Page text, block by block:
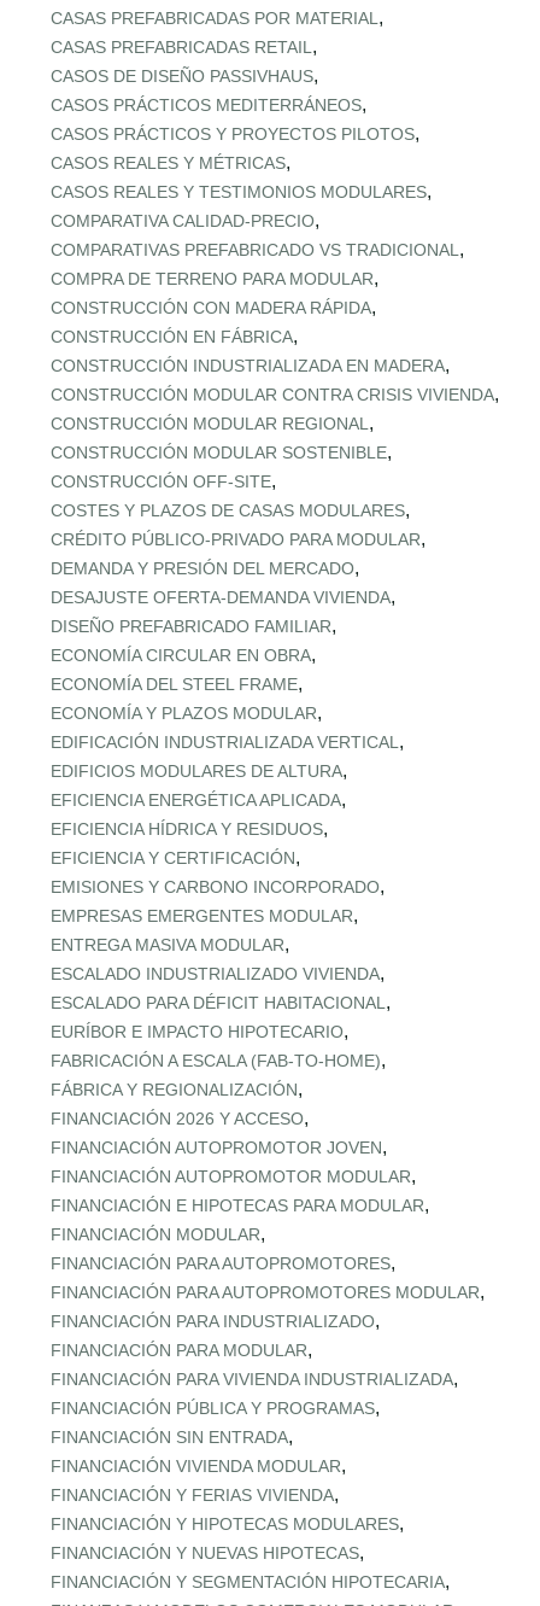
CASAS PREFABRICADAS POR MATERIAL ,
CASAS PREFABRICADAS RETAIL ,
CASOS DE DISEÑO PASSIVHAUS,
CASOS PRÁCTICOS MEDITERRÁNEOS,
CASOS PRÁCTICOS Y PROYECTOS PILOTOS,
CASOS REALES Y MÉTRICAS,
CASOS REALES Y TESTIMONIOS MODULARES,
COMPARATIVA CALIDAD‑PRECIO,
COMPARATIVAS PREFABRICADO VS TRADICIONAL ,
COMPRA DE TERRENO PARA MODULAR,
CONSTRUCCIÓN CON MADERA RÁPIDA,
CONSTRUCCIÓN EN FÁBRICA,
CONSTRUCCIÓN INDUSTRIALIZADA EN MADERA,
CONSTRUCCIÓN MODULAR CONTRA CRISIS VIVIENDA,
CONSTRUCCIÓN MODULAR REGIONAL ,
CONSTRUCCIÓN MODULAR SOSTENIBLE,
CONSTRUCCIÓN OFF‑SITE,
COSTES Y PLAZOS DE CASAS MODULARES,
CRÉDITO PÚBLICO‑PRIVADO PARA MODULAR,
DEMANDA Y PRESIÓN DEL MERCADO,
DESAJUSTE OFERTA‑DEMANDA VIVIENDA,
DISEÑO PREFABRICADO FAMILIAR,
ECONOMÍA CIRCULAR EN OBRA,
ECONOMÍA DEL STEEL FRAME,
ECONOMÍA Y PLAZOS MODULAR,
EDIFICACIÓN INDUSTRIALIZADA VERTICAL ,
EDIFICIOS MODULARES DE ALTURA,
EFICIENCIA ENERGÉTICA APLICADA,
EFICIENCIA HÍDRICA Y RESIDUOS,
EFICIENCIA Y CERTIFICACIÓN,
EMISIONES Y CARBONO INCORPORADO,
EMPRESAS EMERGENTES MODULAR,
ENTREGA MASIVA MODULAR,
ESCALADO INDUSTRIALIZADO VIVIENDA,
ESCALADO PARA DÉFICIT HABITACIONAL ,
EURÍBOR E IMPACTO HIPOTECARIO,
FABRICACIÓN A ESCALA (FAB‑TO‑HOME),
FÁBRICA Y REGIONALIZACIÓN,
FINANCIACIÓN 2026 Y ACCESO,
FINANCIACIÓN AUTOPROMOTOR JOVEN,
FINANCIACIÓN AUTOPROMOTOR MODULAR,
FINANCIACIÓN E HIPOTECAS PARA MODULAR,
FINANCIACIÓN MODULAR,
FINANCIACIÓN PARA AUTOPROMOTORES,
FINANCIACIÓN PARA AUTOPROMOTORES MODULAR,
FINANCIACIÓN PARA INDUSTRIALIZADO,
FINANCIACIÓN PARA MODULAR,
FINANCIACIÓN PARA VIVIENDA INDUSTRIALIZADA,
FINANCIACIÓN PÚBLICA Y PROGRAMAS,
FINANCIACIÓN SIN ENTRADA,
FINANCIACIÓN VIVIENDA MODULAR,
FINANCIACIÓN Y FERIAS VIVIENDA,
FINANCIACIÓN Y HIPOTECAS MODULARES,
FINANCIACIÓN Y NUEVAS HIPOTECAS,
FINANCIACIÓN Y SEGMENTACIÓN HIPOTECARIA,